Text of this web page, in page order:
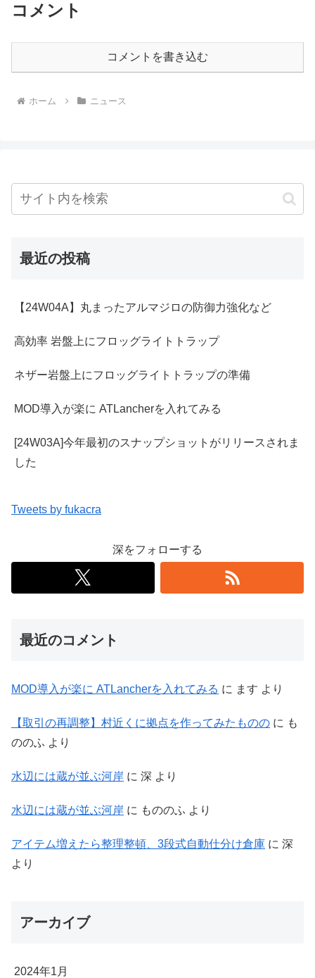
コメント
コメントを書き込む
ホーム ニュース
最近の投稿
【24W04A】丸まったアルマジロの防御力強化など
高効率 岩盤上にフロッグライトトラップ
ネザー岩盤上にフロッグライトトラップの準備
MOD導入が楽に ATLancherを入れてみる
[24W03A]今年最初のスナップショットがリリースされま
した
Tweets by fukacra
深をフォローする
最近のコメント
MOD導入が楽に ATLancherを入れてみる に ます より
【取引の再調整】村近くに拠点を作ってみたものの に も
ののふ より
水辺には蔵が並ぶ河岸 に 深 より
水辺には蔵が並ぶ河岸 に もののふ より
アイテム増えたら整理整頓、3段式自動仕分け倉庫 に 深
より
アーカイブ
2024年1月